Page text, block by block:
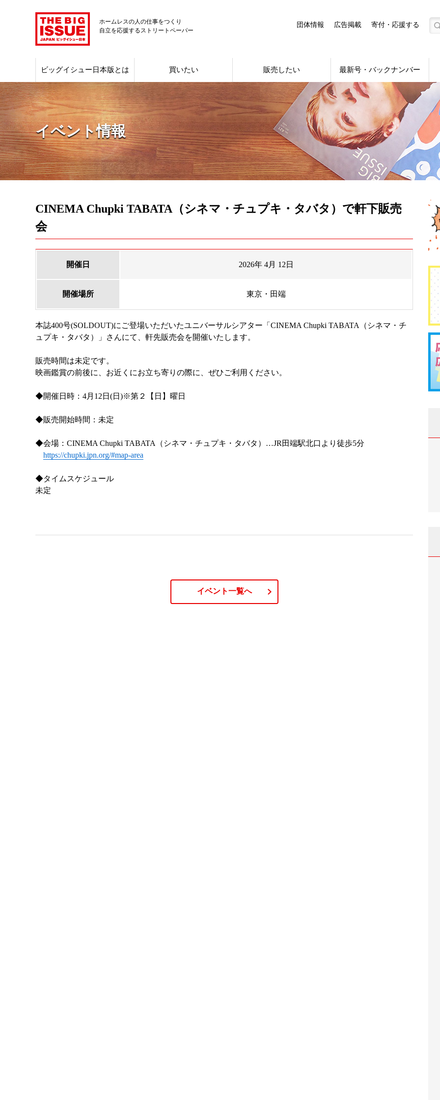
ホームレスの人の仕事をつくり
自立を応援するストリートペーパー
ビッグイシュー日本版とは 買いたい 販売したい 最新号・バックナンバー
団体情報 広告掲載 寄付・応援する
イベント情報
CINEMA Chupki TABATA（シネマ・チュプキ・タバタ）で軒下販売
会
開催日 2026年 4月 12日
開催場所 東京・田端
本誌400号(SOLDOUT)にご登場いただいたユニバーサルシアター「CINEMA Chupki TABATA（シネマ・チ
ュプキ・タバタ）」さんにて、軒先販売会を開催いたします。
販売時間は未定です。
映画鑑賞の前後に、お近くにお立ち寄りの際に、ぜひご利用ください。
◆開催日時：4月12日(日)※第２【日】曜日
◆販売開始時間：未定
◆会場：CINEMA Chupki TABATA（シネマ・チュプキ・タバタ）…JR田端駅北口より徒歩5分
https://chupki.jpn.org/#map-area
◆タイムスケジュール
未定
イベント一覧へ